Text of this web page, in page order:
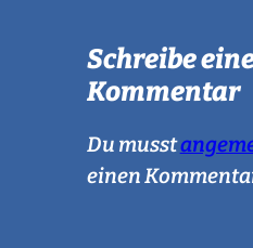
Schreibe
Kommentar
Du musst
einen